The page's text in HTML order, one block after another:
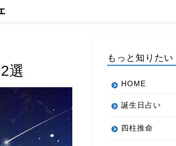
選
もっと知りたい
HOME
誕生日占い
四柱推命